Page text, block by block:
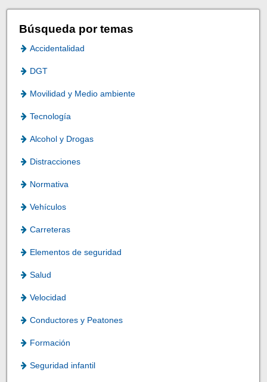
Búsqueda por temas
Accidentalidad
DGT
Movilidad y Medio ambiente
Tecnología
Alcohol y Drogas
Distracciones
Normativa
Vehículos
Carreteras
Elementos de seguridad
Salud
Velocidad
Conductores y Peatones
Formación
Seguridad infantil